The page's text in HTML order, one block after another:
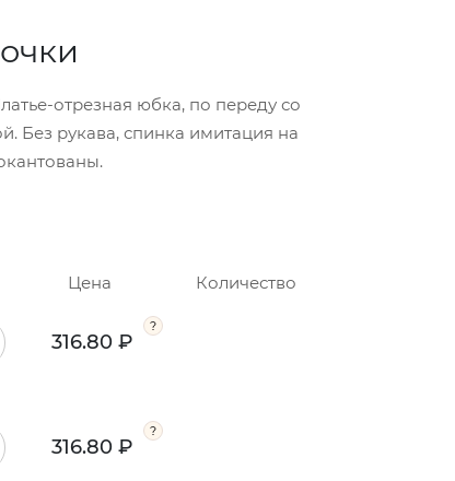
отрезная юбка, по переду со
Без рукава, спинка имитация на
Цена Количество
316.80 ₽
316.80 ₽